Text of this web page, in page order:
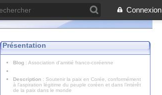
Connexion
Présentation
Blog : Association d'amitié franco-coréenne
Description : Soutenir la paix en Corée, conformément
à l'aspiration légitime du peuple coréen et dans l’intérêt
de la paix dans le monde